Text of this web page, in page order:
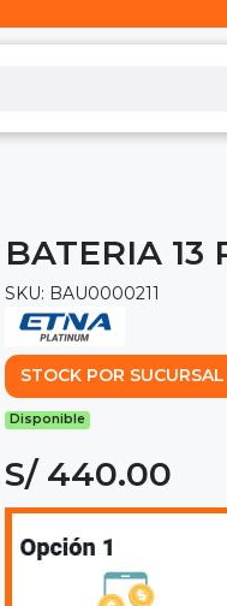
BATERIA 13
SKU: BAU0000211
STOCK POR SUCURSAL
Disponible
S/ 440.00